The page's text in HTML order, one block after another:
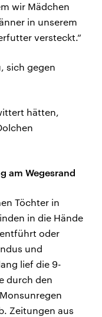
wir Mädchen
in unserem
versteckt.“
sich gegen
hätten,
am Wegesrand
Töchter in
in die Hände
oder
und
lief die 9-
durch den
Zeitungen aus